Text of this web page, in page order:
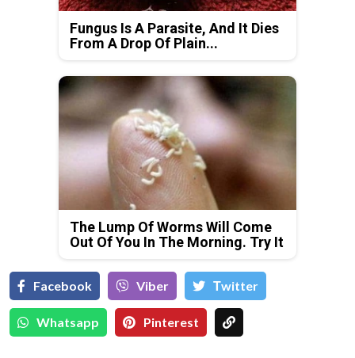
Fungus Is A Parasite, And It Dies
From A Drop Of Plain...
The Lump Of Worms Will Come
Out Of You In The Morning. Try It
Facebook Viber Тwitter
Whatsapp Pinterest